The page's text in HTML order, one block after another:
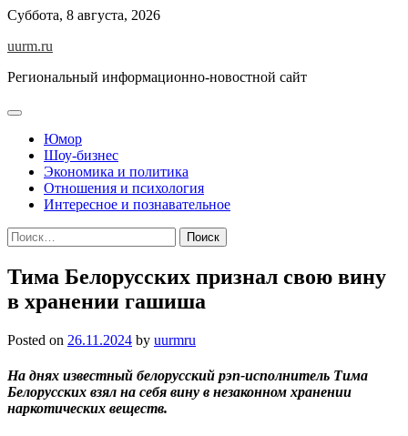
Skip
content
Суббота, 8 августа, 2026
uurm.ru
Региональный информационно-новостной сайт
Юмор
Шоу-бизнес
Экономика и политика
Отношения и психология
Интересное и познавательное
Найти:
Тима Белорусских признал свою вину
в хранении гашиша
Posted on 26.11.2024 by uurmru
На днях известный белорусский рэп-исполнитель Тима
Белорусских взял на себя вину в незаконном хранении
наркотических веществ.